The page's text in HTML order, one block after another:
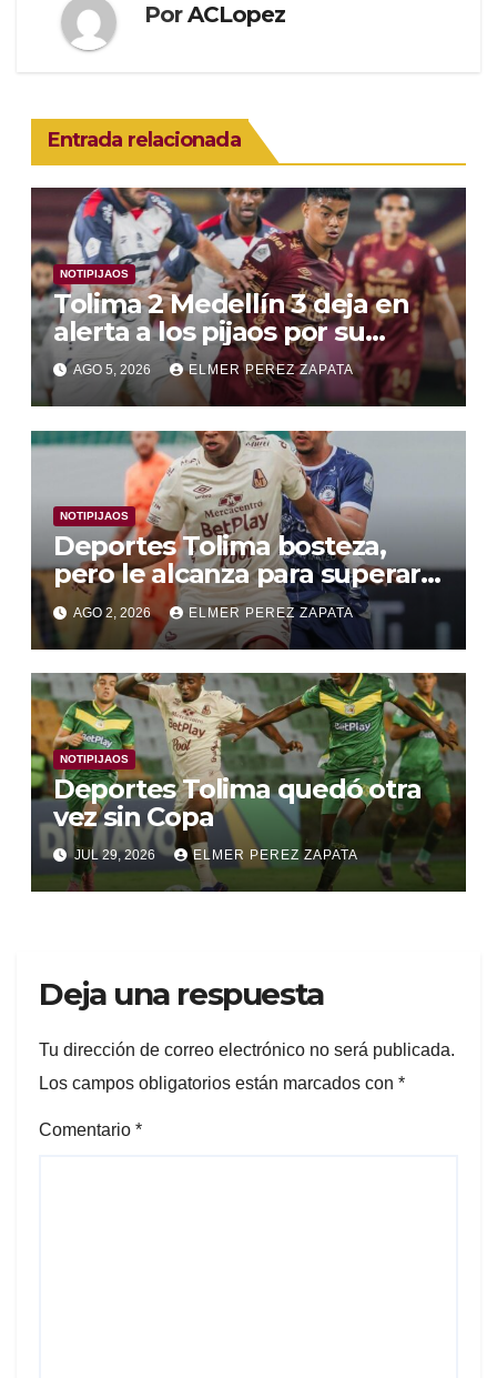
PorACLopez
Entrada relacionada
NOTIPIJAOS
Tolima 2 Medellín 3 deja en
alerta a los pijaos por su
fútbol irregular
AGO 5, 2026 ELMER PEREZ ZAPATA
NOTIPIJAOS
Deportes Tolima bosteza,
pero le alcanza para superar a
Alianza Valledupar 2 A 1
AGO 2, 2026 ELMER PEREZ ZAPATA
NOTIPIJAOS
Deportes Tolima quedó otra
vez sin Copa
JUL 29, 2026 ELMER PEREZ ZAPATA
Deja una respuesta
Tu dirección de correo electrónico no será publicada.
Los campos obligatorios están marcados con *
Comentario *